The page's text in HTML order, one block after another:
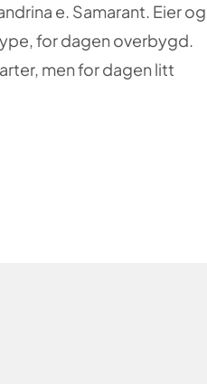
e. Samarant. Eier og
for dagen overbygd.
men for dagen litt